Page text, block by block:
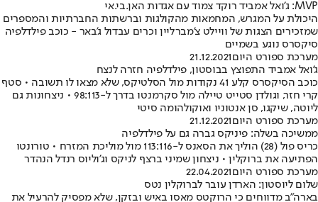
MVP: ג'ואל אמביד רוקד צמוד עם אגדות האן.בי.אי
היכולת על המגרש, המחמאות מהקולגות וברשתות החברתיות והמספרים
שמזכירים הצגות של וויילט צ'מברליין וכרים עבדול ג'באר - כוכב פילדלפיה
סיקסרס נוגע בשמיים
מערכת ספורט היום21.12.2021
ג'ואל אמביד התפוצץ בבוסטון, פילדלפיה חזרה לנצח
כוכב הסיקסרס קלע 41 נקודות מול הסלטיקס, שלא מצאו לו תשובה • סטף
קרי חזר, וגולדן סטייט טיילה מול סקרמנטו בדרך ל-98:113 • ניצחונות גם
ליוטה, שיקגו, סן אנטוניו ואוקולהומה סיטי
מערכת ספורט היום21.12.2021
ממשיכה בשלה: פיניקס גברה גם על פילדלפיה
כריס פול (28) הוליך את הסאנס ל-113:116 מול מוליכת המזרח • טורונטו
הפתיעה את ברוקלין • ניצחון שמיני ברצף לניקס וג'וליוס רנדל הנהדר
מערכת ספורט היום22.04.2021
שלום ליוסטון: הארדן עובר לברוקלין נטס
בארה"ב מדווחים כי הרוקטס מאסו באיש ובזקן, שלא מפסיק להרעיל את